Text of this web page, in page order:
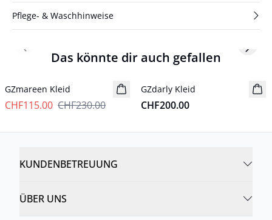
Pflege- & Waschhinweise
Das könnte dir auch gefallen
GZmareen Kleid
CHF115.00 CHF230.00
Neuheiten
GZdarly Kleid
CHF200.00
Previous slide Next
KUNDENBETREUUNG
ÜBER UNS